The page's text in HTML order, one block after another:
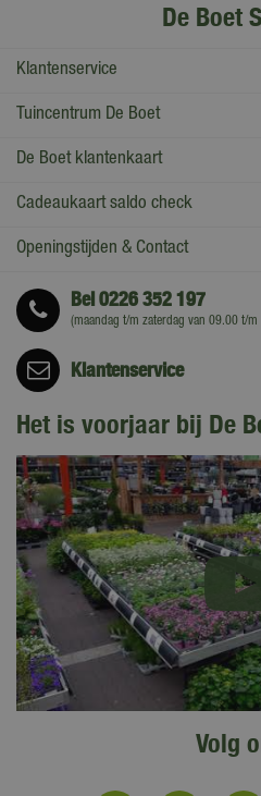
De Boet
Klantenservice
Tuincentrum De Boet
De Boet klantenkaart
Cadeaukaart saldo check
Openingstijden & Contact
Bel0226 352 197
(maandag t/m zaterdag van 09.00 t/
Klantenservice
Het is voorjaar bij De
Volg